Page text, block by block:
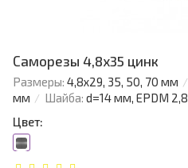
Саморезы 4,8х35 цинк
Размеры: 4,8х29, 35, 50, 70 мм
мм
Шайба: d=14 мм, EPDM 2,8
Цвет: